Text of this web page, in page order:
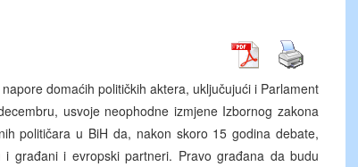
domaćih političkih aktera, uključujući i Parlament
usvoje neophodne izmjene Izbornog zakona
političara u BiH da, nakon skoro 15 godina debate,
građani i evropski partneri. Pravo građana da budu